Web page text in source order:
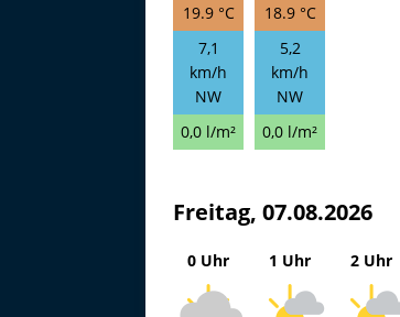
19.9 °C
7,1
km/h
NW
0,0 l/m²
18.9 °C
5,2
km/h
NW
0,0 l/m²
Freitag, 07.08.2026
0 Uhr 1 Uhr 2 Uhr